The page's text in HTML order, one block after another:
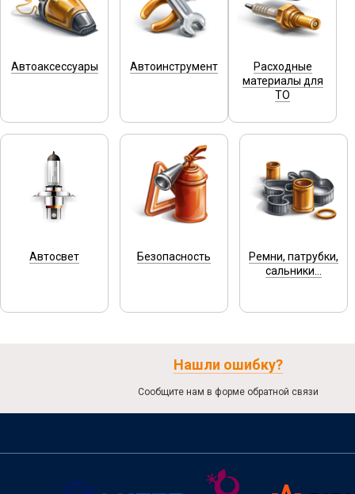
Автоаксессуары Автоинструмент
Расходные
материалы для
ТО
Автосвет Безопасность
Ремни, патрубки,
сальники...
Нашли ошибку?
Сообщите нам в форме обратной связи